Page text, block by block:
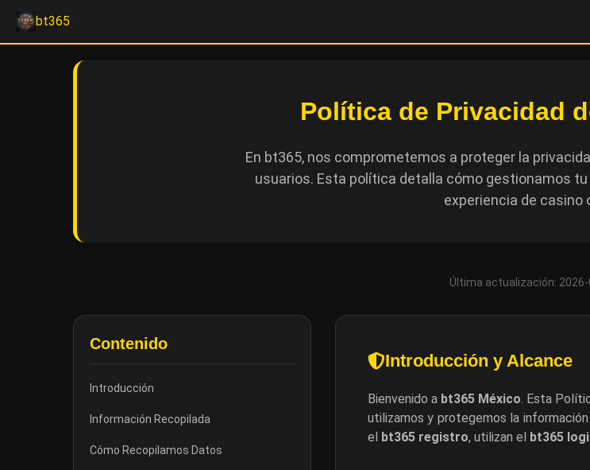
bt365
Política de Privacidad
En bt365, nos comprometemos a proteger la
usuarios. Esta política detalla cómo gestionamos
experiencia de casino
Última actualización:
Contenido
Introducción
Información Recopilada
Cómo Recopilamos Datos
Introducción y Alcance
Bienvenido a bt365 México. Esta
utilizamos y protegemos la
el bt365 registro, utilizan el bt365